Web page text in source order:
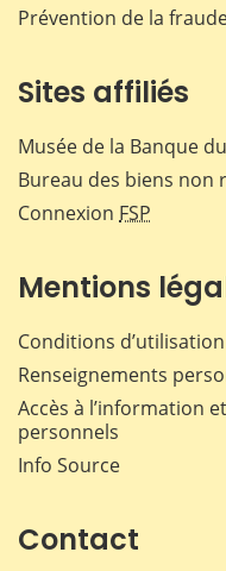
Prévention de la
Sites affiliés
Musée de la Banque
Bureau des biens non
Connexion FSP
Mentions
Conditions d’utilisation
Renseignements
Accès à l’information
personnels
Info Source
Contact